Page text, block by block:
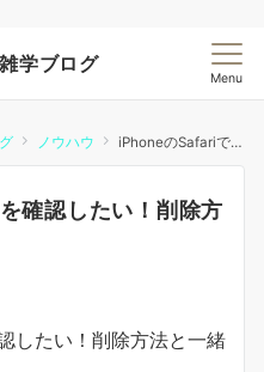
学ブログ
Menu
ノウハウ iPhoneのSafariで履歴を確認したい！削除方法と一緒に簡単に解説
確認したい！削除方